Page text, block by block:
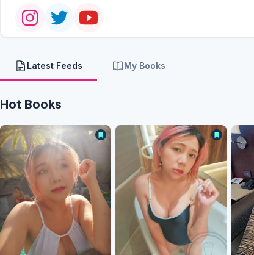
Latest Feeds My Books
Hot Books